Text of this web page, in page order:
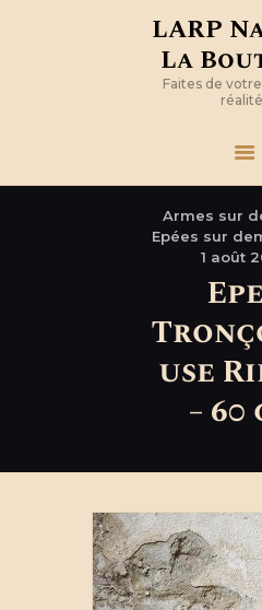
LARP
La
Faites de
Armes sur
Epées sur
1 août
use
– 60